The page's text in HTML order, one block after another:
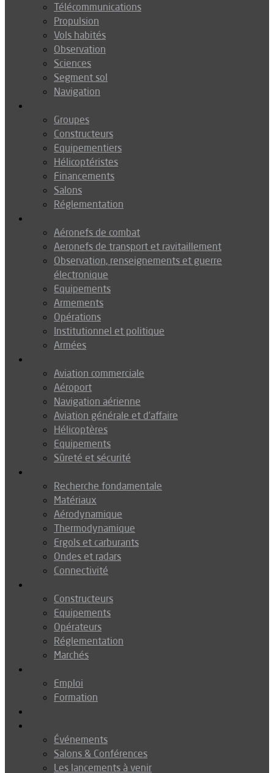
Télécommunications
Propulsion
Vols habités
Observation
Sciences
Segment sol
Navigation
Groupes
Constructeurs
Equipementiers
Hélicoptéristes
Financements
Salons
Réglementation
Aéronefs de combat
Aeronefs de transport et ravitaillement
Observation, renseignements et guerre
électronique
Equipements
Armements
Opérations
Institutionnel et politique
Armées
Aviation commerciale
Aéroport
Navigation aérienne
Aviation générale et d’affaire
Hélicoptères
Equipements
Sûreté et sécurité
Recherche fondamentale
Matériaux
Aérodynamique
Thermodynamique
Ergols et carburants
Ondes et radars
Connectivité
Constructeurs
Equipements
Opérateurs
Réglementation
Marchés
Emploi
Formation
Événements
Salons & Conférences
Les lancements à venir